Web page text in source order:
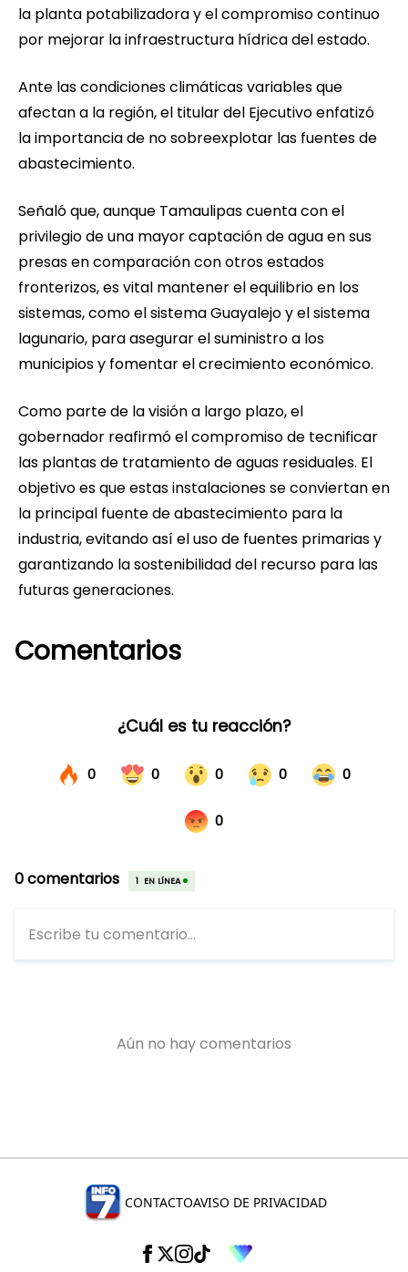
la planta potabilizadora y el compromiso continuo
por mejorar la infraestructura hídrica del estado.
Ante las condiciones climáticas variables que
afectan a la región, el titular del Ejecutivo enfatizó
la importancia de no sobreexplotar las fuentes de
abastecimiento.
Señaló que, aunque Tamaulipas cuenta con el
privilegio de una mayor captación de agua en sus
presas en comparación con otros estados
fronterizos, es vital mantener el equilibrio en los
sistemas, como el sistema Guayalejo y el sistema
lagunario, para asegurar el suministro a los
municipios y fomentar el crecimiento económico.
Como parte de la visión a largo plazo, el
gobernador reafirmó el compromiso de tecnificar
las plantas de tratamiento de aguas residuales. El
objetivo es que estas instalaciones se conviertan en
la principal fuente de abastecimiento para la
industria, evitando así el uso de fuentes primarias y
garantizando la sostenibilidad del recurso para las
futuras generaciones.
Comentarios
CONTACTOAVISO DE PRIVACIDAD